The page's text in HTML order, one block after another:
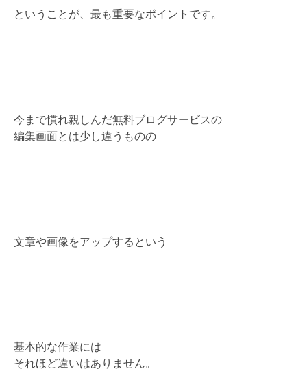
ということが、最も重要なポイントです。
今まで慣れ親しんだ無料ブログサービスの
編集画面とは少し違うものの
文章や画像をアップするという
基本的な作業には
それほど違いはありません。